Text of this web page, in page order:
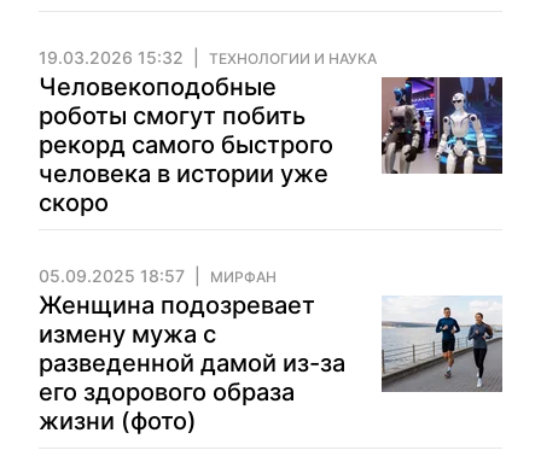
19.03.2026 15:32 ТЕХНОЛОГИИ И НАУКА
Человекоподобные
роботы смогут побить
рекорд самого быстрого
человека в истории уже
скоро
05.09.2025 18:57 МИРФАН
Женщина подозревает
измену мужа с
разведенной дамой из-за
его здорового образа
жизни (фото)